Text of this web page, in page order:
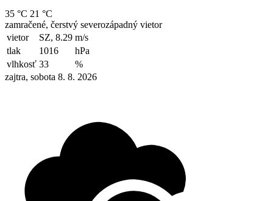
35 °C 21 °C
zamračené, čerstvý severozápadný vietor
vietor
SZ, 8.29 m/s
tlak
1016
hPa
vlhkosť 33
%
zajtra, sobota 8. 8. 2026